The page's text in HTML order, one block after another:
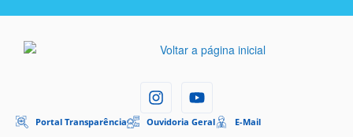
Portal Transparência Ouvidoria Geral E-Mail